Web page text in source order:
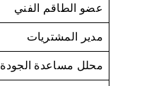
عضو الطاقم الفني
مدير المشتريات
محلل مساعدة الجودة